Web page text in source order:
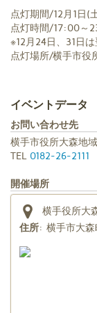
点灯期間/12月1日(
点灯時間/17:00～
※12月24日、31日
点灯場所/横手市役
イベントデータ
お問い合わせ先
横手市役所大森地
TEL 0182-26-2111
開催場所
横手役所大
住所: 横手市大